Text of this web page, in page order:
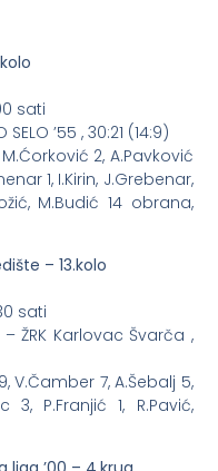
sati
’55 , 30:21 (14:9)
2, A.Pavković
1, I.Kirin, J.Grebenar,
M.Budić 14 obrana,
– 13.kolo
sati
– ŽRK Karlovac Švarča ,
V.Čamber 7, A.Šebalj 5,
3, P.Franjić 1, R.Pavić,